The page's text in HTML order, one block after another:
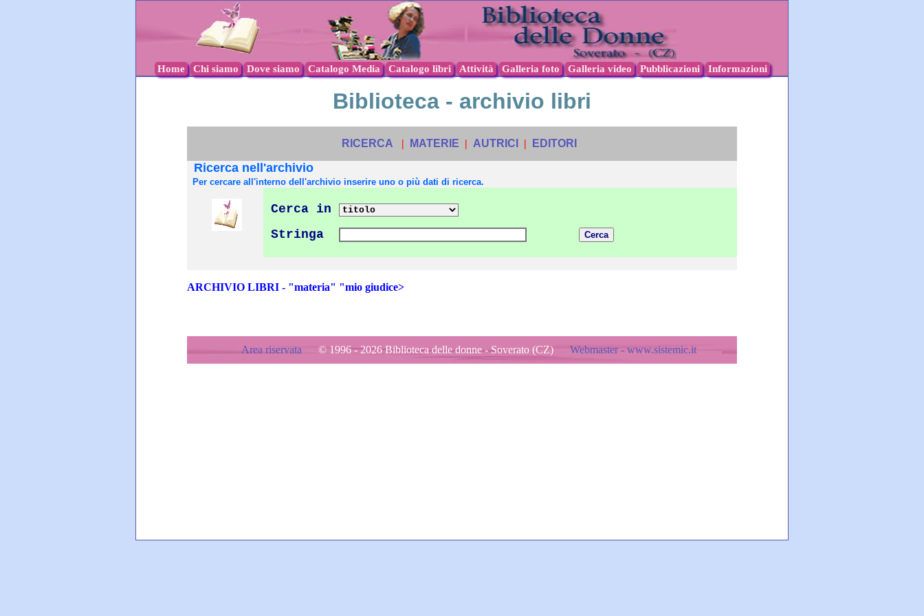
Home Chi siamo Dove siamo Catalogo Media Catalogo libri Attività Galleria foto Galleria video Pubblicazioni Informazioni
Biblioteca - archivio libri
RICERCA | MATERIE | AUTRICI | EDITORI
Ricerca nell'archivio
Per cercare all'interno dell'archivio inserire uno o più dati di ricerca.
Cerca in
Stringa
ARCHIVIO LIBRI - "materia" "mio giudice>
Area riservata © 1996 - 2026 Biblioteca delle donne - Soverato (CZ) Webmaster - www.sistemic.it